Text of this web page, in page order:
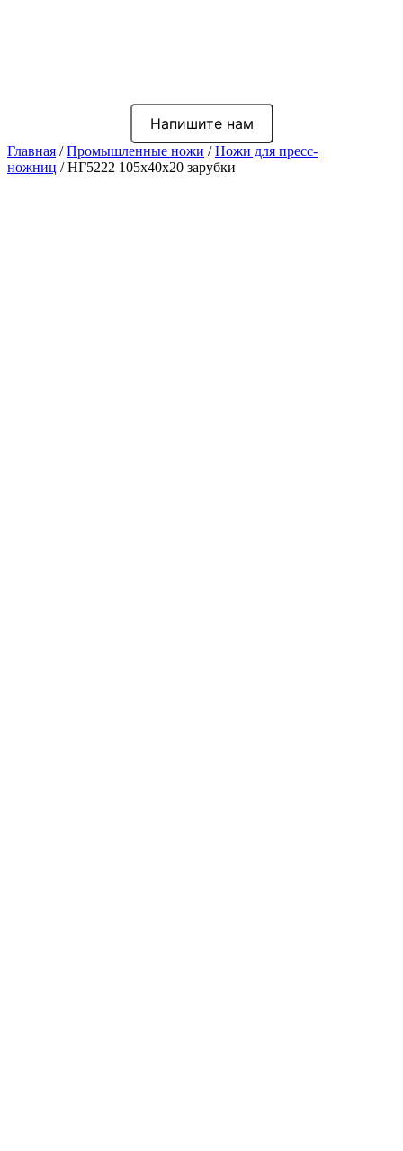
Напишите нам
Главная /Промышленные ножи /Ножи для пресс-
ножниц / НГ5222 105x40x20 зарубки